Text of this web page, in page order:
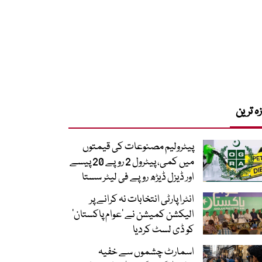
ترین
پیٹرولیم مصنوعات کی قیمتوں
میں کمی، پیٹرول 2 روپے 20 پیسے
اور ڈیزل ڈیڑھ روپے فی لیٹر سستا
انٹرا پارٹی انتخابات نہ کرانے پر
الیکشن کمیشن نے ’عوام پاکستان‘
کو ڈی لسٹ کردیا
اسمارٹ چشموں سے خفیہ